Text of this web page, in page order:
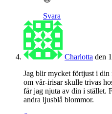
Svara
Charlotta den
Jag blir mycket förtjust i
om vår-irisar skulle trivas
får jag njuta av din i stället.
andra ljusblå blommor.